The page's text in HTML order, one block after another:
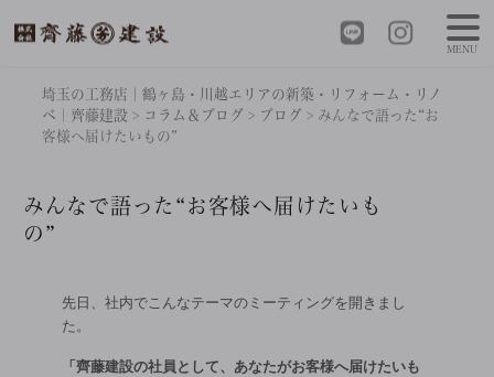
埼玉の工務店｜鶴ヶ島・川越エリアの新築・リフォーム・リノ
ベ｜齊藤建設 > コラム＆ブログ > ブログ > みんなで語った“お
客様へ届けたいもの”
みんなで語った“お客様へ届けたいも
の”
先日、社内でこんなテーマのミーティングを開きまし
た。
「齊藤建設の社員として、あなたがお客様へ届けたいも
MENU